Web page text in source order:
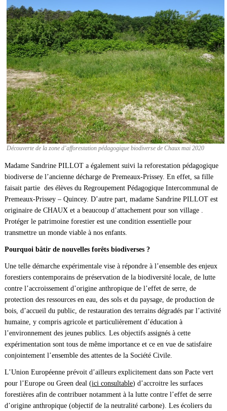
Découverte de la zone d’afforestation pédagogique biodiverse de Chaux mai 2020
Madame Sandrine PILLOT a également suivi la reforestation pédagogique
biodiverse de l’ancienne décharge de Premeaux-Prissey. En effet, sa fille
faisait partie des élèves du Regroupement Pédagogique Intercommunal de
Premeaux-Prissey – Quincey. D’autre part, madame Sandrine PILLOT est
originaire de CHAUX et a beaucoup d’attachement pour son village .
Protéger le patrimoine forestier est une condition essentielle pour
transmettre un monde viable à nos enfants.
Pourquoi bâtir de nouvelles forêts biodiverses ?
Une telle démarche expérimentale vise à répondre à l’ensemble des enjeux
forestiers contemporains de préservation de la biodiversité locale, de lutte
contre l’accroissement d’origine anthropique de l’effet de serre, de
protection des ressources en eau, des sols et du paysage, de production de
bois, d’accueil du public, de restauration des terrains dégradés par l’activité
humaine, y compris agricole et particulièrement d’éducation à
l’environnement des jeunes publics. Les objectifs assignés à cette
expérimentation sont tous de même importance et ce en vue de satisfaire
conjointement l’ensemble des attentes de la Société Civile.
L’Union Européenne prévoit d’ailleurs explicitement dans son Pacte vert
pour l’Europe ou Green deal (ici consultable) d’accroitre les surfaces
forestières afin de contribuer notamment à la lutte contre l’effet de serre
d’origine anthropique (objectif de la neutralité carbone). Les écoliers du